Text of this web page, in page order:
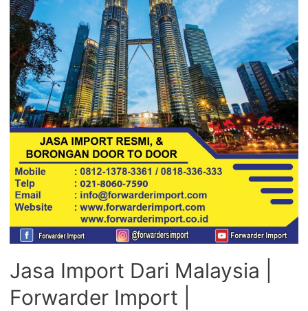
Jasa Import Dari Malaysia |
Forwarder Import |